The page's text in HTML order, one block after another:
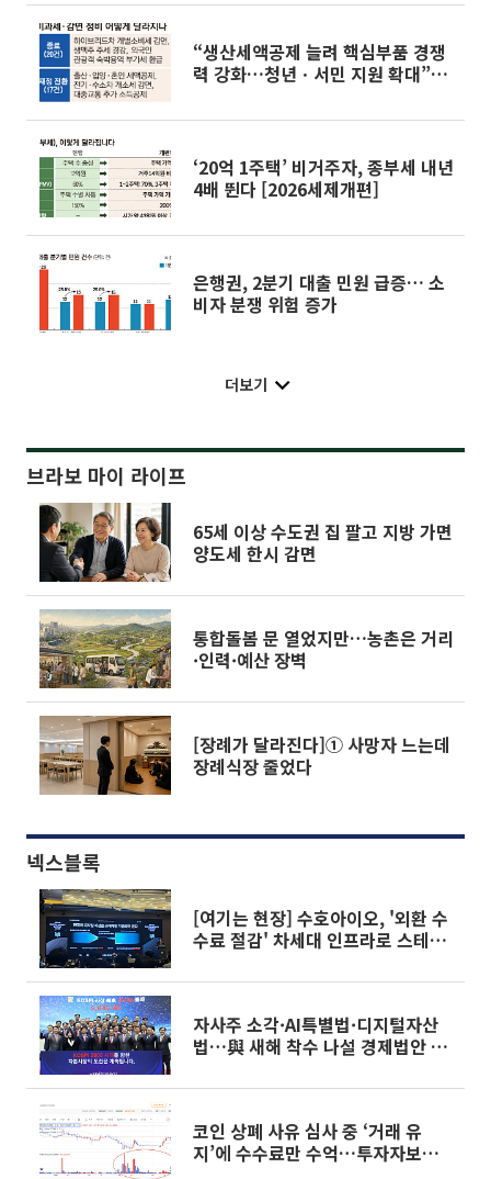
“생산세액공제 늘려 핵심부품 경쟁
력 강화…청년ㆍ서민 지원 확대”
‘20억 1주택’ 비거주자, 종부세 내년
4배 뛴다 [2026세제개편]
은행권, 2분기 대출 민원 급증… 소
비자 분쟁 위험 증가
더보기
브라보 마이 라이프
65세 이상 수도권 집 팔고 지방 가면
양도세 한시 감면
통합돌봄 문 열었지만…농촌은 거리
·인력·예산 장벽
[장례가 달라진다]① 사망자 느는데
장례식장 줄었다
넥스블록
[여기는 현장] 수호아이오, '외환 수
수료 절감' 차세대 인프라로 스테이
자사주 소각·AI특별법·디지털자산
법…與 새해 착수 나설 경제법안 면
코인 상폐 사유 심사 중 ‘거래 유
지’에 수수료만 수억…투자자보호